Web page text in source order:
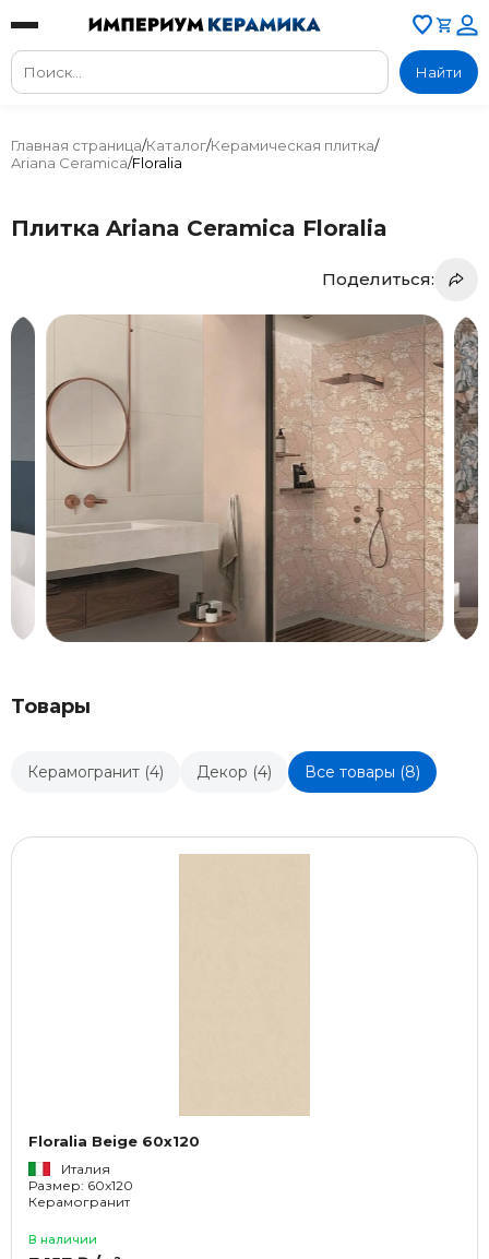
Найти
Главная страница/Каталог/Керамическая плитка/
Ariana Ceramica/Floralia
Плитка Ariana Ceramica Floralia
Поделиться:
Товары
Керамогранит (4) Декор (4) Все товары (8)
Floralia Beige 60x120
Италия
Размер: 60x120
Керамогранит
В наличии